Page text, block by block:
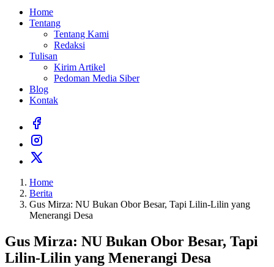
Home
Tentang
Tentang Kami
Redaksi
Tulisan
Kirim Artikel
Pedoman Media Siber
Blog
Kontak
Home
Berita
Gus Mirza: NU Bukan Obor Besar, Tapi Lilin-Lilin yang
Menerangi Desa
Gus Mirza: NU Bukan Obor Besar, Tapi
Lilin-Lilin yang Menerangi Desa